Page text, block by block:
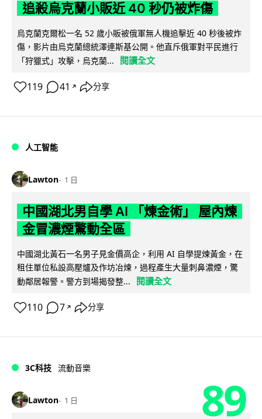
追殺烏克蘭小販近 40 秒仍被炸傷
烏克蘭克爾松一名 52 歲小販被俄軍無人機追擊近 40 秒後被炸
傷，影片由烏克蘭總統澤連斯基公開。他直斥俄軍對平民進行
「狩獵式」攻擊，烏克蘭...
閱讀全文
119 41 ↗ 分享
人工智能
Lawton 1 日
中國湖北男自學 AI 「煉金術」 屋內煉
金冒濃煙驚動全區
中國湖北黃石一名男子見金價高企，利用 AI 自學提煉黃金，在
租住單位私設高壓爐及作坊冶煉，過程產生大量刺鼻濃煙，驚
動鄰居報警。警方到場揭發整...
閱讀全文
110 7 ↗ 分享
3C科技 流動音樂
Lawton 1 日 89